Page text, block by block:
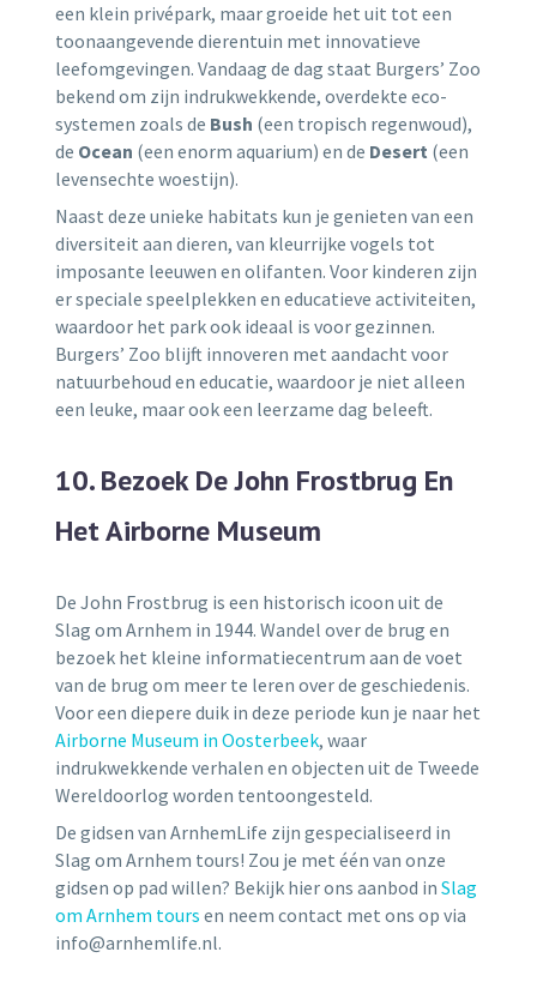
een klein privépark, maar groeide het uit tot een
toonaangevende dierentuin met innovatieve
leefomgevingen. Vandaag de dag staat Burgers’ Zoo
bekend om zijn indrukwekkende, overdekte eco-
systemen zoals de Bush (een tropisch regenwoud),
de Ocean (een enorm aquarium) en de Desert (een
levensechte woestijn).
Naast deze unieke habitats kun je genieten van een
diversiteit aan dieren, van kleurrijke vogels tot
imposante leeuwen en olifanten. Voor kinderen zijn
er speciale speelplekken en educatieve activiteiten,
waardoor het park ook ideaal is voor gezinnen.
Burgers’ Zoo blijft innoveren met aandacht voor
natuurbehoud en educatie, waardoor je niet alleen
een leuke, maar ook een leerzame dag beleeft.
10. Bezoek De John Frostbrug En
Het Airborne Museum
De John Frostbrug is een historisch icoon uit de
Slag om Arnhem in 1944. Wandel over de brug en
bezoek het kleine informatiecentrum aan de voet
van de brug om meer te leren over de geschiedenis.
Voor een diepere duik in deze periode kun je naar het
Airborne Museum in Oosterbeek, waar
indrukwekkende verhalen en objecten uit de Tweede
Wereldoorlog worden tentoongesteld.
De gidsen van ArnhemLife zijn gespecialiseerd in
Slag om Arnhem tours! Zou je met één van onze
gidsen op pad willen? Bekijk hier ons aanbod in Slag
om Arnhem tours en neem contact met ons op via
info@arnhemlife.nl.